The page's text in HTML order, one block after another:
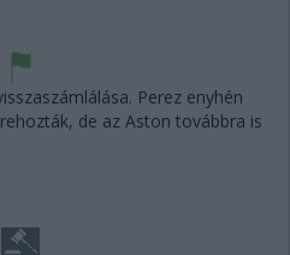
Perez enyhén
de az Aston továbbra is